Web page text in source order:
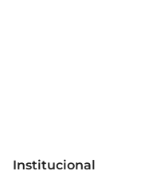
Institucional